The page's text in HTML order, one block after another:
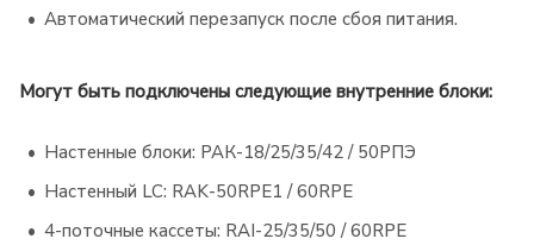
Автоматический перезапуск после сбоя питания.
Могут быть подключены следующие внутренние блоки:
Настенные блоки: РАК-18/25/35/42 / 50РПЭ
Настенный LC: RAK-50RPE1 / 60RPE
4-поточные кассеты: RAI-25/35/50 / 60RPE